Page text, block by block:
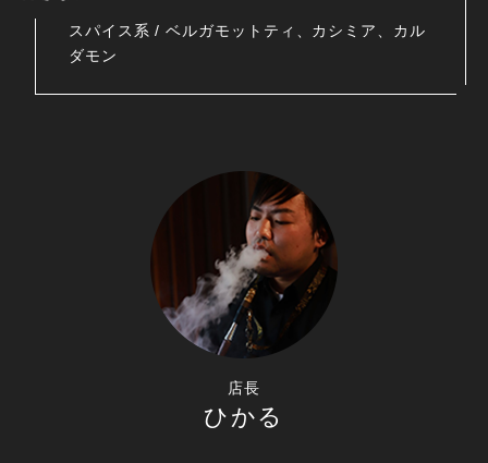
スパイス系 / ベルガモットティ、カシミア、カル
ダモン
店長
ひかる